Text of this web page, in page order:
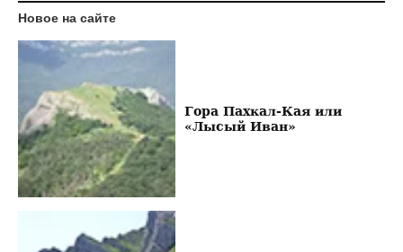
Новое на сайте
Гора Пахкал-Кая или
«Лысый Иван»